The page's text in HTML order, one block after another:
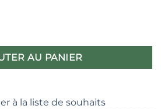
Fois! - THÉ
AU PANIER
à la liste de souhaits